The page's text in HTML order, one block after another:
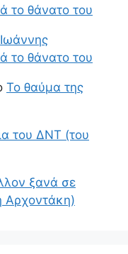
το θάνατο του
Ιωάννης
το θάνατο του
Το θαύμα της
του ΔΝΤ (του
ξανά σε
Αρχοντάκη)